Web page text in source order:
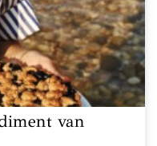
van